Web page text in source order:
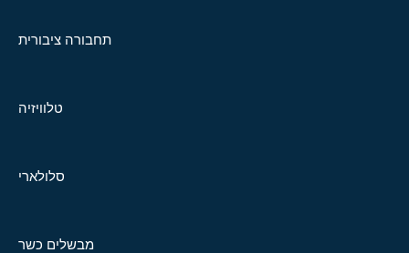
תחבורה ציבורית
טלוויזיה
סלולארי
מבשלים כשר